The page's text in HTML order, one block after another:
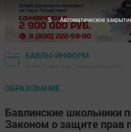
БАВЛЫ-ИНФОРМ
ОБРАЗОВАНИЕ
Бавлинские школьники
Законом о защите прав
4 Автоматическое